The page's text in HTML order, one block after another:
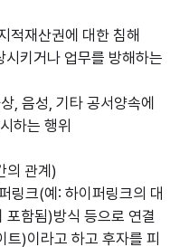
적재산권에 대한 침해
키거나 업무를 방해하는
, 음성, 기타 공서양속에
하는 행위
의 관계)
링크(예: 하이퍼링크의 대
포함됨)방식 등으로 연결
트)이라고 하고 후자를 피